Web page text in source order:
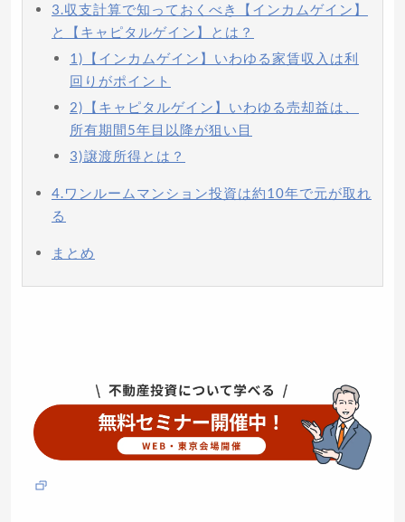
3.収支計算で知っておくべき【インカムゲイン】
と【キャピタルゲイン】とは？
1)【インカムゲイン】いわゆる家賃収入は利
回りがポイント
2)【キャピタルゲイン】いわゆる売却益は、
所有期間5年目以降が狙い目
3)譲渡所得とは？
4.ワンルームマンション投資は約10年で元が取れ
る
まとめ